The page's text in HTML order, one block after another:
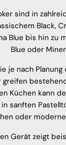
sind in
Black,
Blue bis hin zu
Blue oder
je nach
greifen
Küchen kann
sanften
oder
Gerät zeigt